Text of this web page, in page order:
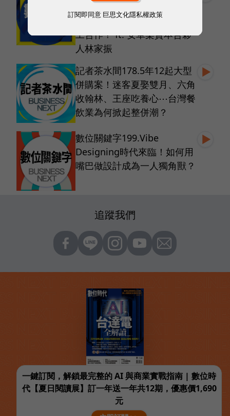
Palantir和Anduril為何密集來
台？如何主導新戰爭型態和軍
工合作？ ft. 安卓樂資本合夥
人林家振
記者茶水間178.5年12起大型
併購案！迷客夏娶雙月、六角
收翰林、王座吃養心⋯台灣餐
飲業為何掀起整併潮？
數位關鍵字199.Vibe
Designing時代來臨！如何用
嘴巴做設計成為一人獨角獸？
追蹤我們
一鍵訂閱，解鎖最完整的 AI 與商業實戰指南 | 數位時
代【夏日閱讀展】訂一年送一年共12期，優惠價1,690
元
訂閱即同意 巨思文化隱私權政策